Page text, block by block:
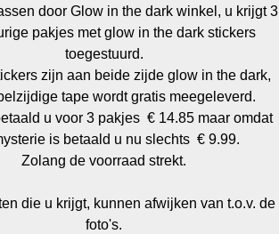
door Glow in the dark winkel, u krijgt 3
pakjes met glow in the dark stickers
toegestuurd.
zijn aan beide zijde glow in the dark,
tape wordt gratis meegeleverd.
u voor 3 pakjes € 14.85 maar omdat
is betaald u nu slechts € 9.99.
Zolang de voorraad strekt.
die u krijgt, kunnen afwijken van t.o.v. de
foto's.